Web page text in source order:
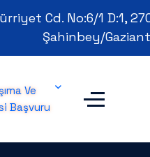
Cd. No:6/1 D:1,
Şahinbey/
Ve
Başvuru